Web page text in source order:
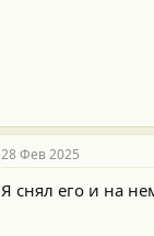
28 Фев 2025
Я снял его и на